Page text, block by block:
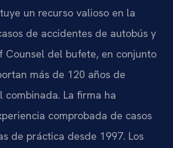
un recurso valioso en la
de accidentes de autobús y
Counsel del bufete, en conjunto
más de 120 años de
combinada. La firma ha
comprobada de casos
de práctica desde 1997. Los